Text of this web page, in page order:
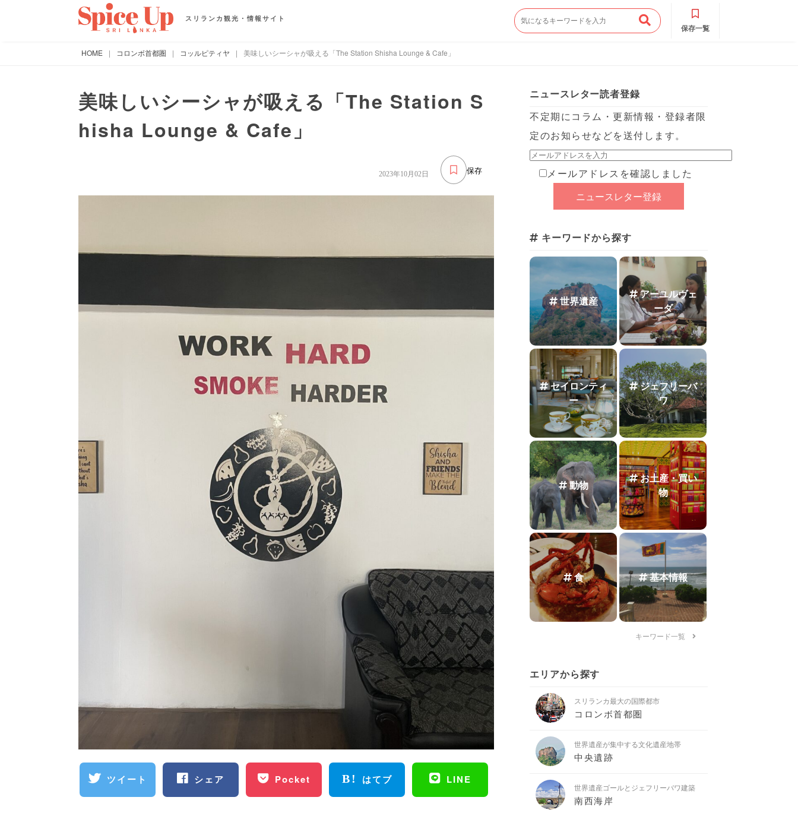
スリランカ観光・情報サイト
保存一覧
HOME | コロンボ首都圏 | コッルピティヤ | 美味しいシーシャが吸える「The Station Shisha Lounge & Cafe」
美味しいシーシャが吸える「The Station S
hisha Lounge & Cafe」
保存
2023年10月02日
ツイート シェア Pocket はてブ LINE
ニュースレター読者登録
不定期にコラム・更新情報・登録者限
定のお知らせなどを送付します。
メールアドレスを確認しました
キーワードから探す
世界遺産
アーユルヴェ
ーダ
セイロンティ
ー
ジェフリーバ
ワ
動物
お土産・買い
物
食 基本情報
キーワード一覧
エリアから探す
スリランカ最大の国際都市
コロンボ首都圏
世界遺産が集中する文化遺産地帯
中央遺跡
世界遺産ゴールとジェフリーバワ建築
南西海岸